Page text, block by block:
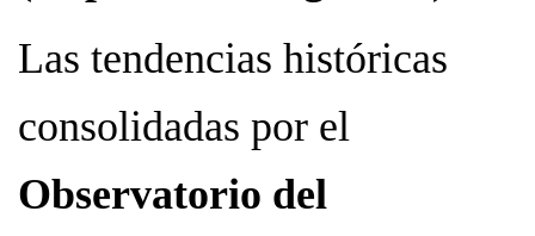
Las tendencias históricas
consolidadas por el
Observatorio del